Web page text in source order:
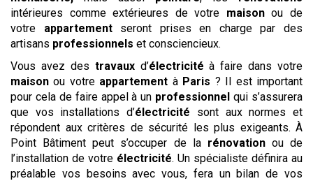
intérieures comme extérieures de votre maisonou de
votre appartementseront prises en charge par des
artisans professionnels et consciencieux.
Vous avez des travauxd’électricité à faire dans votre
maison ou votre appartement à Paris ? Il est important
pour cela de faire appel à un professionnel qui s’assurera
que vos installations d’électricité sont aux normes et
répondent aux critères de sécurité les plus exigeants. À
Point Bâtiment peut s’occuper de la rénovationou de
l’installation de votre électricité. Un spécialiste définira au
préalable vos besoins avec vous, fera un bilan de vos